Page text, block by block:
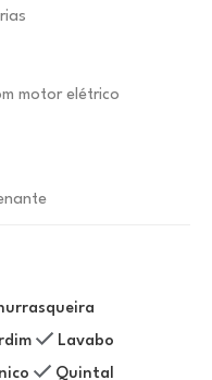
motor elétrico
Lavabo
Quintal